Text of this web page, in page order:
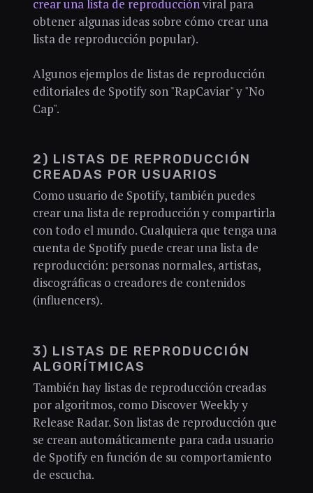
crear una lista de reproducciónviral para
obtener algunas ideas sobre cómo crear una
lista de reproducción popular).
Algunos ejemplos de listas de reproducción
editoriales de Spotify son "RapCaviar" y "No
Cap".
2) LISTAS DE REPRODUCCIÓN
CREADAS POR USUARIOS
Como usuario de Spotify, también puedes
crear una lista de reproducción y compartirla
con todo el mundo. Cualquiera que tenga una
cuenta de Spotify puede crear una lista de
reproducción: personas normales, artistas,
discográficas o creadores de contenidos
(influencers).
3) LISTAS DE REPRODUCCIÓN
ALGORÍTMICAS
También hay listas de reproducción creadas
por algoritmos, como Discover Weekly y
Release Radar. Son listas de reproducción que
se crean automáticamente para cada usuario
de Spotify en función de su comportamiento
de escucha.